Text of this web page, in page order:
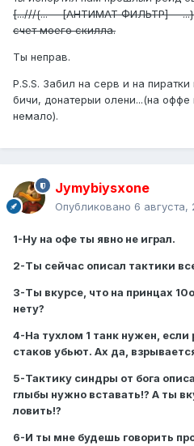
[...///{...---[АНТИМАТ ФИЛЬТР]---
счет моего скилла.
Ты неправ.
P.S.S. Забил на серв и на
бичи, донатерыи олени...(на
немало).
Jymybiysxone
Опубликовано 6 августа,
1-Ну на офе ты явно не играл.
2-Ты сейчас описал тактики
3-Ты вкурсе, что на принцах
нету?
4-На тухлом 1 танк нужен, если
стаков убьют. Ах да,
5-Тактику синдры от бога
глыбы нужно вставать!? А ты
ловить!?
6-И ты мне будешь говорить